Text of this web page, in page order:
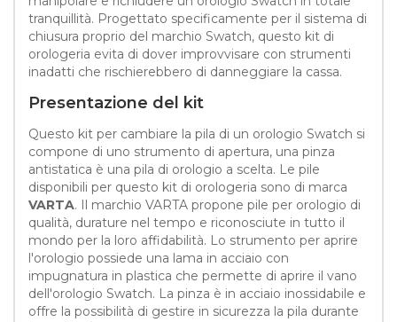
tranquillità. Progettato specificamente per il sistema di
chiusura proprio del marchio Swatch, questo kit di
orologeria evita di dover improvvisare con strumenti
inadatti che rischierebbero di danneggiare la cassa.
Presentazione del kit
Questo kit per cambiare la pila di un orologio Swatch si
compone di uno strumento di apertura, una pinza
antistatica è una pila di orologio a scelta. Le pile
disponibili per questo kit di orologeria sono di marca
VARTA. Il marchio VARTA propone pile per orologio di
qualità, durature nel tempo e riconosciute in tutto il
mondo per la loro affidabilità. Lo strumento per aprire
l'orologio possiede una lama in acciaio con
impugnatura in plastica che permette di aprire il vano
dell'orologio Swatch. La pinza è in acciaio inossidabile e
offre la possibilità di gestire in sicurezza la pila durante